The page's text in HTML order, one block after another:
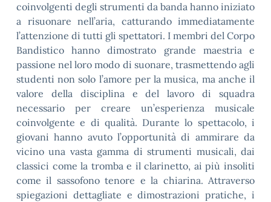
coinvolgenti degli strumenti da banda hanno iniziato
a risuonare nell’aria, catturando immediatamente
l’attenzione di tutti gli spettatori. I membri del Corpo
Bandistico hanno dimostrato grande maestria e
passione nel loro modo di suonare, trasmettendo agli
studenti non solo l’amore per la musica, ma anche il
valore della disciplina e del lavoro di squadra
necessario per creare un’esperienza musicale
coinvolgente e di qualità. Durante lo spettacolo, i
giovani hanno avuto l’opportunità di ammirare da
vicino una vasta gamma di strumenti musicali, dai
classici come la tromba e il clarinetto, ai più insoliti
come il sassofono tenore e la chiarina. Attraverso
spiegazioni dettagliate e dimostrazioni pratiche, i